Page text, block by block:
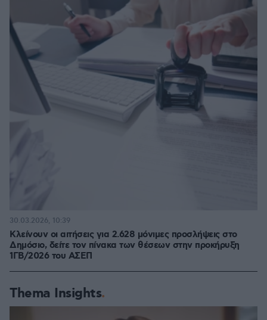
Κλείνουν οι αιτήσεις για 2.628 μόνιμες προσλήψεις στο
Δημόσιο, δείτε τον πίνακα των θέσεων στην προκήρυξη
1ΓΒ/2026 του ΑΣΕΠ
30.03.2026, 10:39
Thema Insights